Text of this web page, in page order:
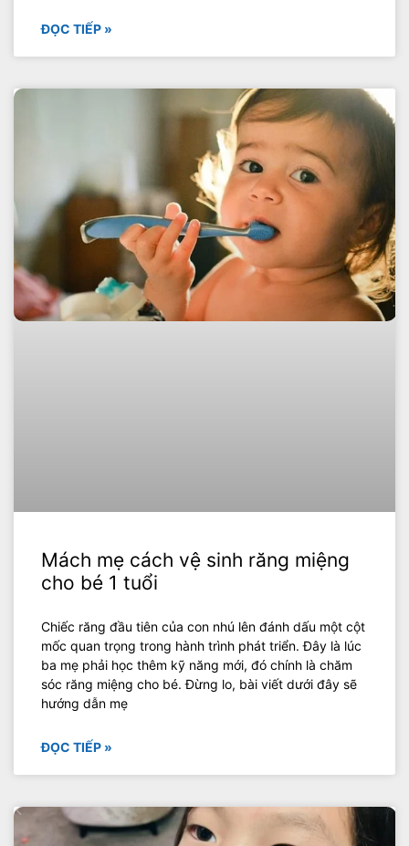
ĐỌC TIẾP »
Mách mẹ cách vệ sinh răng miệng
cho bé 1 tuổi
Chiếc răng đầu tiên của con nhú lên đánh dấu một cột
mốc quan trọng trong hành trình phát triển. Đây là lúc
ba mẹ phải học thêm kỹ năng mới, đó chính là chăm
sóc răng miệng cho bé. Đừng lo, bài viết dưới đây sẽ
hướng dẫn mẹ
ĐỌC TIẾP »